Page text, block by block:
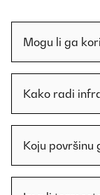
Mogu li ga
Kako radi
Koju površinu